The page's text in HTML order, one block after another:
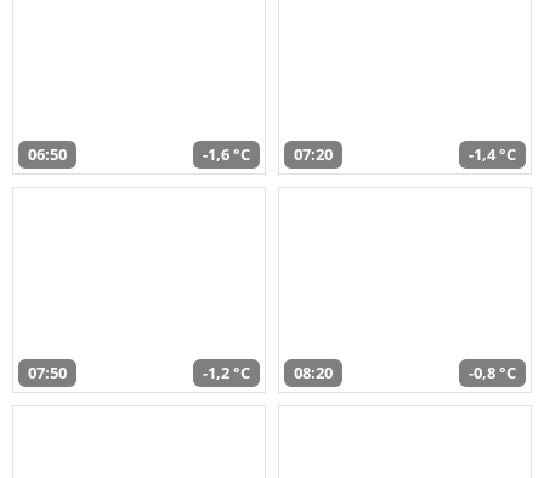
06:50 -1,6 °C 07:20 -1,4 °C
07:50 -1,2 °C 08:20 -0,8 °C